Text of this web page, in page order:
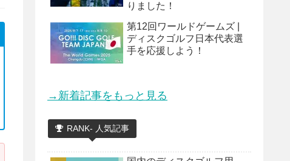
りました！
第12回ワールドゲームズ |
ディスクゴルフ日本代表選
手を応援しよう！
→新着記事をもっと見る
RANK- 人気記事